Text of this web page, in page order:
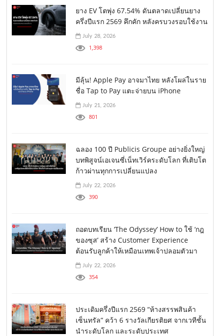
ยาง EV โตพุ่ง 67.54% ดันตลาดเปลี่ยนยาง
ครึ่งปีแรก 2569 คึกคัก หลังครบวงรอบใช้งาน
July 28, 2026
1,398
มีลุ้น! Apple Pay อาจมาไทย หลังโผล่ในราย
ชื่อ Tap to Pay แตะจ่ายบน iPhone
July 21, 2026
801
ฉลอง 100 ปี Publicis Groupe อย่างยิ่งใหญ่
บทพิสูจน์เอเจนซี่เน็ทเวิร์คระดับโลก ที่เติบโต
ก้าวผ่านทุกการเปลี่ยนแปลง
July 22, 2026
390
ถอดบทเรียน ‘The Odyssey’ How to ใช้ ‘กฎ
ของซุส’ สร้าง Customer Experience
ต้อนรับลูกค้าให้เหมือนเทพเจ้าปลอมตัวมา
July 22, 2026
354
ประเดิมครึ่งปีแรก 2569 “ห้างสรรพสินค้า
เซ็นทรัล” คว้า 6 รางวัลเกียรติยศ จากเวทีชั้น
นำระดับโลก และระดับประเทศ